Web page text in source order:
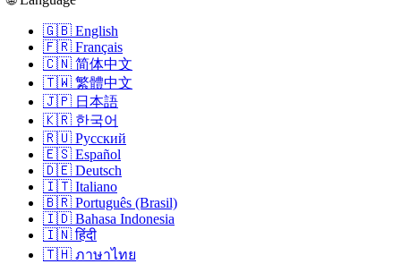
🇬🇧 English
🇫🇷 Français
🇨🇳 简体中文
🇹🇼 繁體中文
🇯🇵 日本語
🇰🇷 한국어
🇷🇺 Русский
🇪🇸 Español
🇩🇪 Deutsch
🇮🇹 Italiano
🇧🇷 Português (Brasil)
🇮🇩 Bahasa Indonesia
🇮🇳 हिंदी
🇹🇭 ภาษาไทย